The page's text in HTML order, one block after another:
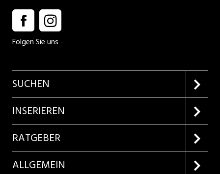
Folgen Sie uns
SUCHEN
Firmenprofile entdecken
Lehrstellen suchen
INSERIEREN
Kundenlogin
Inserieren
RATGEBER
Lehrberufe entdecken
ALLGEMEIN